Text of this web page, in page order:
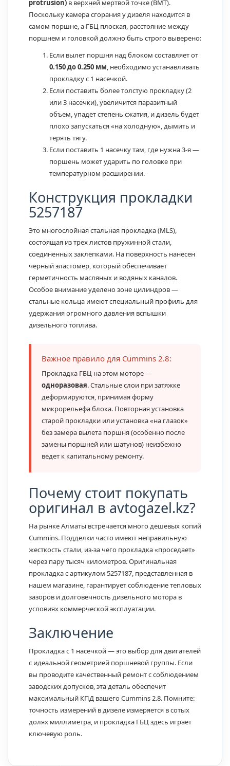
protrusion) в верхней мертвой точке (ВМТ).
Поскольку камера сгорания у дизеля находится в
самом поршне, а ГБЦ плоская, расстояние между
поршнем и головкой должно быть строго выверено:
Если вылет поршня над блоком составляет от
0.150 до 0.250 мм, необходимо устанавливать
прокладку с 1 насечкой.
Если поставить более толстую прокладку (2
или 3 насечки), увеличится паразитный
объем, упадет степень сжатия, и дизель будет
плохо запускаться «на холодную», дымить и
терять тягу.
Если поставить 1 насечку там, где нужна 3-я —
поршень может ударить по головке при
температурном расширении.
Конструкция прокладки
5257187
Это многослойная стальная прокладка (MLS),
состоящая из трех листов пружинной стали,
соединенных заклепками. На поверхность нанесен
черный эластомер, который обеспечивает
герметичность масляных и водяных каналов.
Особое внимание уделено зоне цилиндров —
стальные кольца имеют специальный профиль для
удержания огромного давления вспышки
дизельного топлива.
Важное правило для Cummins 2.8:
Прокладка ГБЦ на этом моторе —
одноразовая. Стальные слои при затяжке
деформируются, принимая форму
микрорельефа блока. Повторная установка
старой прокладки или установка «на глазок»
без замера вылета поршня (особенно после
замены поршней или шатунов) неизбежно
ведет к капитальному ремонту.
Почему стоит покупать
оригинал в avtogazel.kz?
На рынке Алматы встречается много дешевых копий
Cummins. Подделки часто имеют неправильную
жесткость стали, из-за чего прокладка «проседает»
через пару тысяч километров. Оригинальная
прокладка с артикулом 5257187, представленная в
нашем магазине, гарантирует соблюдение тепловых
зазоров и долговечность дизельного мотора в
условиях коммерческой эксплуатации.
Заключение
Прокладка с 1 насечкой — это выбор для двигателей
с идеальной геометрией поршневой группы. Если
вы проводите качественный ремонт с соблюдением
заводских допусков, эта деталь обеспечит
максимальный КПД вашего Cummins 2.8. Помните:
точность измерений в дизеле измеряется в сотых
долях миллиметра, и прокладка ГБЦ здесь играет
ключевую роль.